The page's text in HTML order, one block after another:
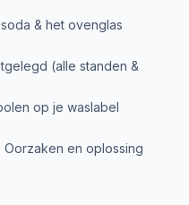
& het ovenglas
(alle standen &
op je waslabel
Oorzaken en oplossing